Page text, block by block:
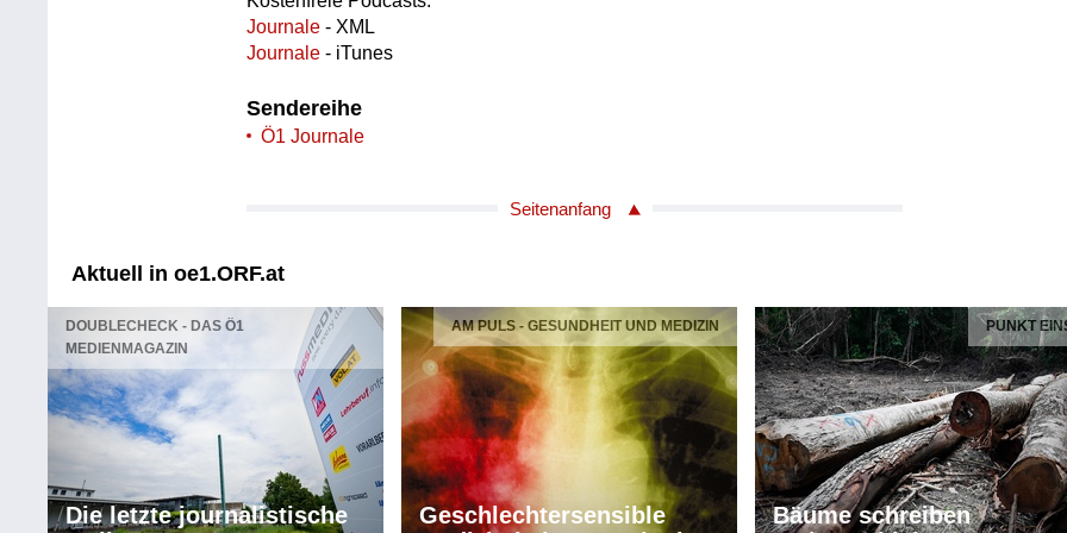
Journale - XML
Journale - iTunes
Sendereihe
Ö1 Journale
Seitenanfang
Aktuell in oe1.ORF.at
DOUBLECHECK - DAS Ö1
MEDIENMAGAZIN
Die letzte journalistische
AM PULS - GESUNDHEIT UND MEDIZIN
Geschlechtersensible
PUNKT
Bäume schreiben